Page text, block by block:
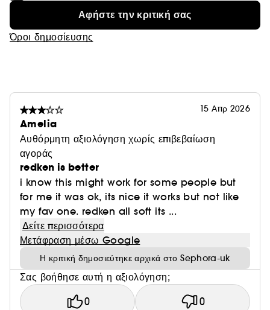
Αφήστε την κριτική σας
Όροι δημοσίευσης
15 Απρ 2026
Amelia
Αυθόρμητη αξιολόγηση χωρίς επιβεβαίωση
αγοράς
redken is better
i know this might work for some people but
for me it was ok, its nice it works but not like
my fav one. redken all soft its ...
Δείτε περισσότερα
Μετάφραση μέσω Google
Η κριτική δημοσιεύτηκε αρχικά στο Sephora-uk
Σας βοήθησε αυτή η αξιολόγηση;
0 0